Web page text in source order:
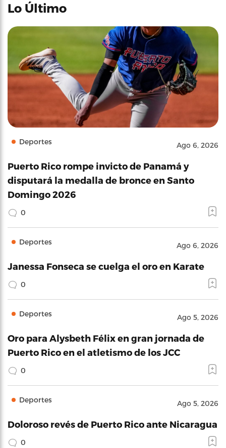
Lo Último
Deportes Ago 6, 2026
Puerto Rico rompe invicto de Panamá y
disputará la medalla de bronce en Santo
Domingo 2026
0
Deportes Ago 6, 2026
Janessa Fonseca se cuelga el oro en Karate
0
Deportes Ago 5, 2026
Oro para Alysbeth Félix en gran jornada de
Puerto Rico en el atletismo de los JCC
0
Deportes Ago 5, 2026
Doloroso revés de Puerto Rico ante Nicaragua
0